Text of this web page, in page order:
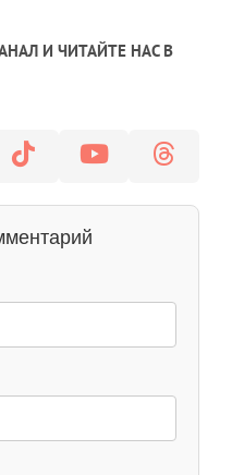
И ЧИТАЙТЕ НАС В